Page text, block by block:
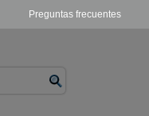
Preguntas frecuentes